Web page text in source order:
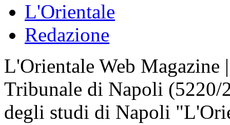
L'Orientale
Redazione
L'Orientale Web Magazine
Tribunale di Napoli
degli studi di Napoli